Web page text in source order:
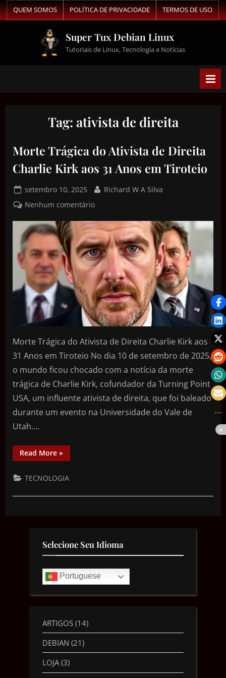
QUEM SOMOS POLÍTICA DE PRIVACIDADE TERMOS DE USO
Super Tux Debian Linux
Tutoriais de Linux, Tecnologia e Notícias
Tag: ativista de direita
Morte Trágica do Ativista de Direita
Charlie Kirk aos 31 Anos em Tiroteio
setembro 10, 2025
Richard W A Silva
Nenhum comentário
Morte Trágica do Ativista de Direita Charlie Kirk aos
31 Anos em Tiroteio No dia 10 de setembro de 2025,
o mundo ficou chocado com a notícia da morte
trágica de Charlie Kirk, cofundador da Turning Point
USA, um influente ativista de direita, que foi baleado
durante um evento na Universidade do Vale de
Utah….
Read More »
TECNOLOGIA
Selecione Seu Idioma
Portuguese
ARTIGOS (14)
DEBIAN (21)
LOJA(3)